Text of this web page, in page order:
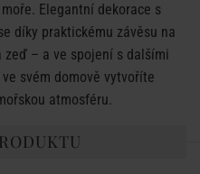
Elegantní dekorace s
díky praktickému závěsu na
– a ve spojení s dalšími
svém domově vytvoříte
atmosféru.